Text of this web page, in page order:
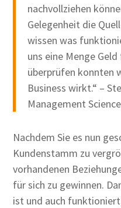
nachvollziehen
Gelegenheit die
wissen was
uns eine Menge
überprüfen konnten
Business wirkt.“ –
Management
Nachdem Sie es nun
Kundenstamm zu
vorhandenen
für sich zu gewinnen.
ist und auch